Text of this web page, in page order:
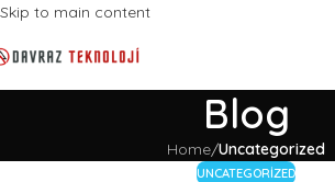
Skip to main content
Blog
Home/Uncategorized
UNCATEGORIZED